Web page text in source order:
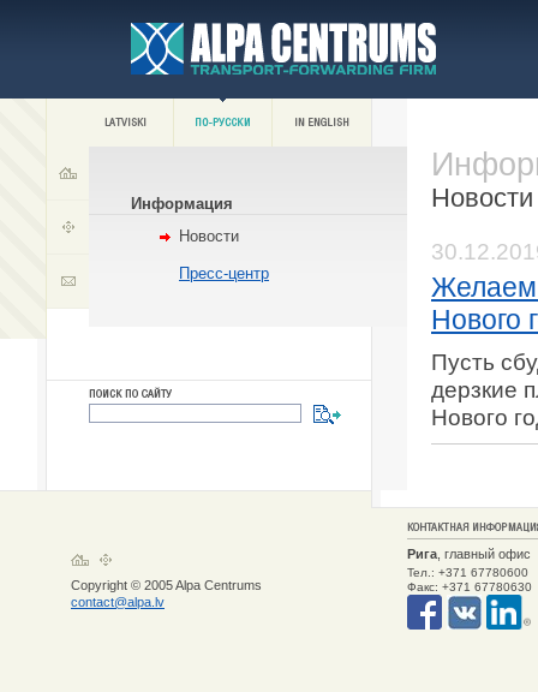
Информация
Новости
Пресс-центр
Желаем
Нового
Пусть
дерзкие
Нового
Copyright © 2005 Alpa Centrums
contact@alpa.lv
Рига , главный офис
Тел.: +371 67780600
Факс: +371 67780630